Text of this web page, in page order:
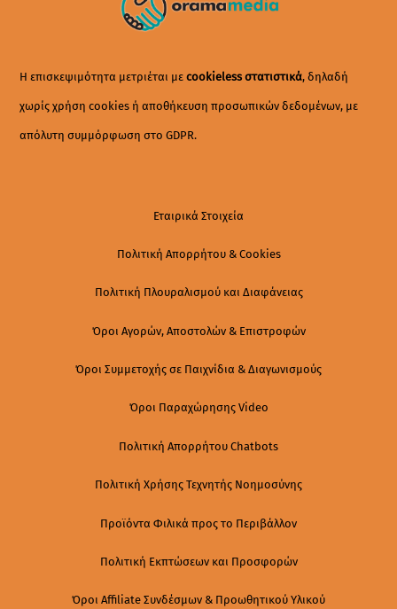
To
Η επισκεψιμότητα μετριέται μεcookieless στατιστικά, δηλαδή
χωρίς χρήση cookies ή αποθήκευση προσωπικών δεδομένων, με
απόλυτη συμμόρφωση στο GDPR.
Εταιρικά Στοιχεία
Πολιτική Απορρήτου & Cookies
Πολιτική Πλουραλισμού και Διαφάνειας
Όροι Αγορών, Αποστολών & Επιστροφών
Όροι Συμμετοχής σε Παιχνίδια & Διαγωνισμούς
Όροι Παραχώρησης Video
Πολιτική Απορρήτου Chatbots
Πολιτική Χρήσης Τεχνητής Νοημοσύνης
Προϊόντα Φιλικά προς το Περιβάλλον
Πολιτική Εκπτώσεων και Προσφορών
Όροι Affiliate Συνδέσμων & Προωθητικού Υλικού